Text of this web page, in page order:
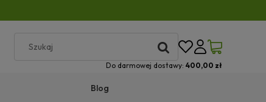
Do darmowej dostawy: 400,00 zł
Blog